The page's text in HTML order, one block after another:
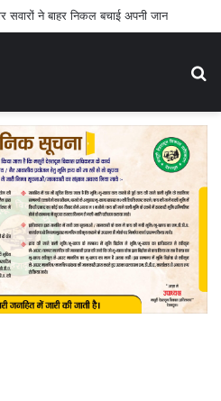
ने बाहर निकल बचाई अपनी जान